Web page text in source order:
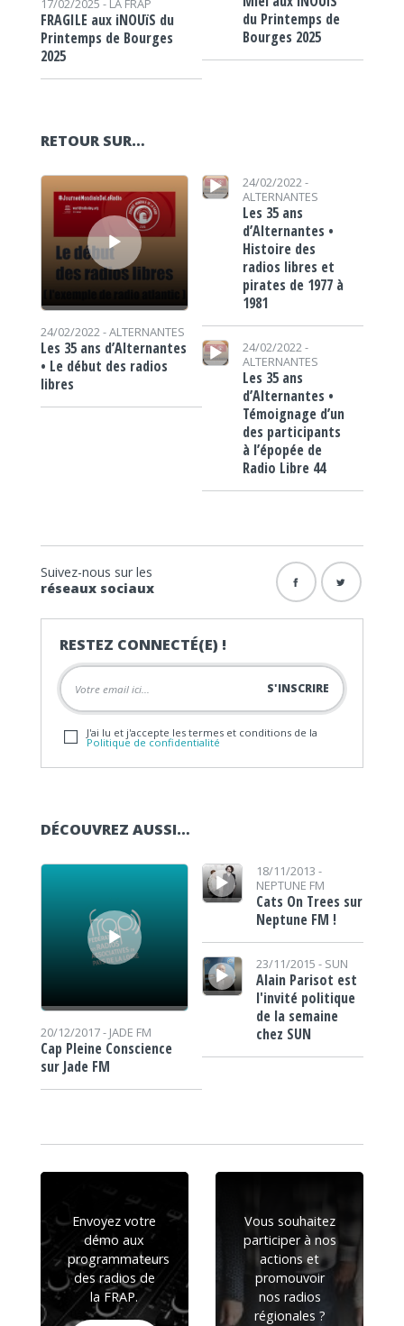
FRAGILE aux iNOUïS du
Printemps de Bourges
2025
du Printemps de
Bourges 2025
RETOUR SUR…
Lecteur audio
24/02/2022 -ALTERNANTES
Les 35 ans d’Alternantes
• Le début des radios
libres
Lecteur audio
24/02/2022 -
ALTERNANTES
Les 35 ans
d’Alternantes •
Histoire des
radios libres et
pirates de 1977 à
1981
Lecteur audio
24/02/2022 -
ALTERNANTES
Les 35 ans
d’Alternantes •
Témoignage d’un
des participants
à l’épopée de
Radio Libre 44
Suivez-nous sur les
réseaux sociaux
RESTEZ CONNECTÉ(E) !
J'ai lu et j'accepte les termes et conditions de la
Politique de confidentialité
DÉCOUVREZ AUSSI…
Lecteur audio
20/12/2017 - JADE FM
Cap Pleine Conscience
sur Jade FM
Lecteur audio18/11/2013 -
NEPTUNE FM
Cats On Trees sur
Neptune FM !
Lecteur audio
23/11/2015 - SUN
Alain Parisot est
l'invité politique
de la semaine
chez SUN
Envoyez votre
démo aux
programmateurs
des radios de
la FRAP.
Vous souhaitez
participer à nos
actions et
promouvoir
nos radios
régionales ?